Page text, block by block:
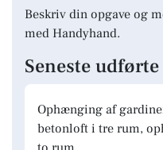
Beskriv din opgave og
med Handyhand.
Seneste
Ophænging af
betonloft i tre rum,